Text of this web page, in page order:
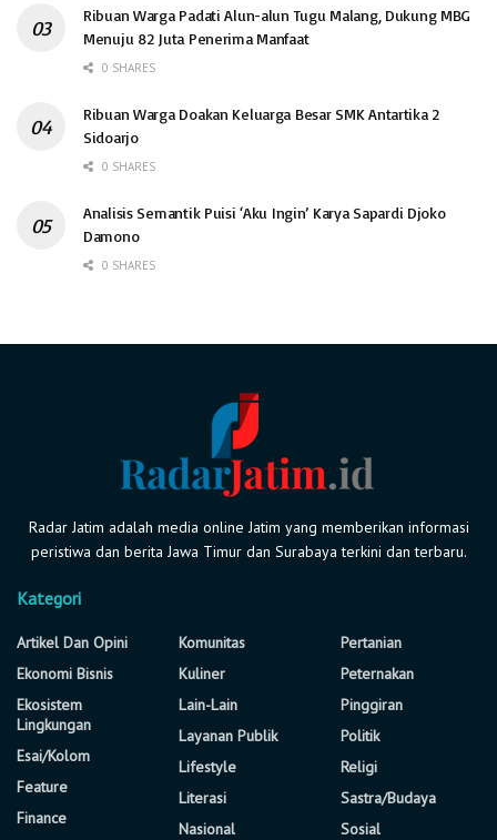
Ribuan Warga Padati Alun-alun Tugu Malang, Dukung MBG
Menuju 82 Juta Penerima Manfaat
0 SHARES
Ribuan Warga Doakan Keluarga Besar SMK Antartika 2
Sidoarjo
0 SHARES
Analisis Semantik Puisi ‘Aku Ingin’ Karya Sapardi Djoko
Damono
0 SHARES
Radar Jatim adalah media online Jatim yang memberikan informasi
peristiwa dan berita Jawa Timur dan Surabaya terkini dan terbaru.
Kategori
Artikel Dan Opini
Ekonomi Bisnis
Ekosistem
Lingkungan
Esai/Kolom
Feature
Finance
Komunitas
Kuliner
Lain-Lain
Layanan Publik
Lifestyle
Literasi
Nasional
Pertanian
Peternakan
Pinggiran
Politik
Religi
Sastra/Budaya
Sosial